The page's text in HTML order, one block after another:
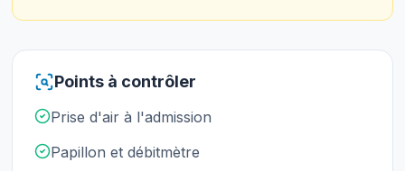
Points à contrôler
Prise d'air à l'admission
Papillon et débitmètre